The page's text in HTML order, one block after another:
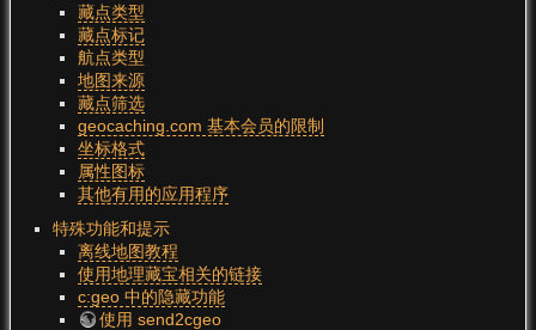
藏点类型
藏点标记
航点类型
地图来源
藏点筛选
geocaching.com 基本会员的限制
坐标格式
属性图标
其他有用的应用程序
特殊功能和提示
离线地图教程
使用地理藏宝相关的链接
c:geo 中的隐藏功能
使用 send2cgeo